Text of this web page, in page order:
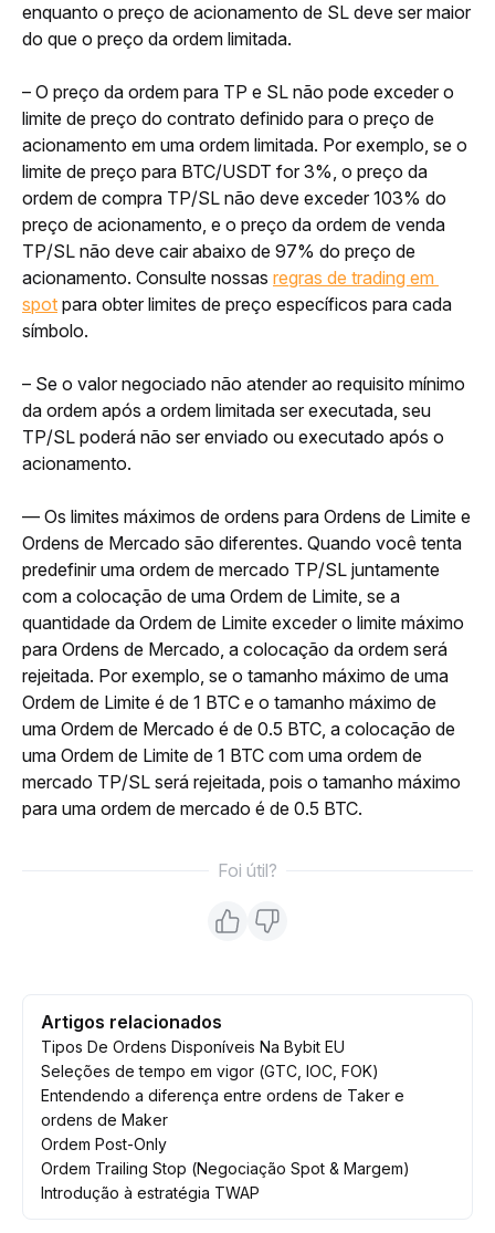
enquanto o preço de acionamento de SL deve ser maior
do que o preço da ordem limitada.
– O preço da ordem para TP e SL não pode exceder o
limite de preço do contrato definido para o preço de
acionamento em uma ordem limitada. Por exemplo, se o
limite de preço para BTC/USDT for 3%, o preço da
ordem de compra TP/SL não deve exceder 103% do
preço de acionamento, e o preço da ordem de venda
TP/SL não deve cair abaixo de 97% do preço de
acionamento. Consulte nossas regras de trading em
spot para obter limites de preço específicos para cada
símbolo.
– Se o valor negociado não atender ao requisito mínimo
da ordem após a ordem limitada ser executada, seu
TP/SL poderá não ser enviado ou executado após o
acionamento.
— Os limites máximos de ordens para Ordens de Limite e
Ordens de Mercado são diferentes. Quando você tenta
predefinir uma ordem de mercado TP/SL juntamente
com a colocação de uma Ordem de Limite, se a
quantidade da Ordem de Limite exceder o limite máximo
para Ordens de Mercado, a colocação da ordem será
rejeitada. Por exemplo, se o tamanho máximo de uma
Ordem de Limite é de 1 BTC e o tamanho máximo de
uma Ordem de Mercado é de 0.5 BTC, a colocação de
uma Ordem de Limite de 1 BTC com uma ordem de
mercado TP/SL será rejeitada, pois o tamanho máximo
para uma ordem de mercado é de 0.5 BTC.
Foi útil?
Artigos relacionados
Tipos De Ordens Disponíveis Na Bybit EU
Seleções de tempo em vigor (GTC, IOC, FOK)
Entendendo a diferença entre ordens de Taker e
ordens de Maker
Ordem Post-Only
Ordem Trailing Stop (Negociação Spot & Margem)
Introdução à estratégia TWAP